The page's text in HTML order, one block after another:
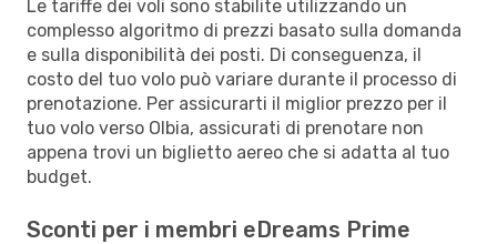
Le tariffe dei voli sono stabilite utilizzando un
complesso algoritmo di prezzi basato sulla domanda
e sulla disponibilità dei posti. Di conseguenza, il
costo del tuo volo può variare durante il processo di
prenotazione. Per assicurarti il miglior prezzo per il
tuo volo verso Olbia, assicurati di prenotare non
appena trovi un biglietto aereo che si adatta al tuo
budget.
Sconti per i membri eDreams Prime